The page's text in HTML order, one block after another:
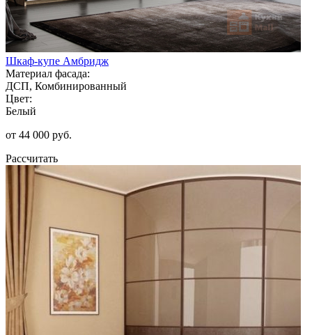
Шкаф-купе Амбридж
Материал фасада:
ДСП, Комбинированный
Цвет:
Белый
от 44 000 руб.
Рассчитать